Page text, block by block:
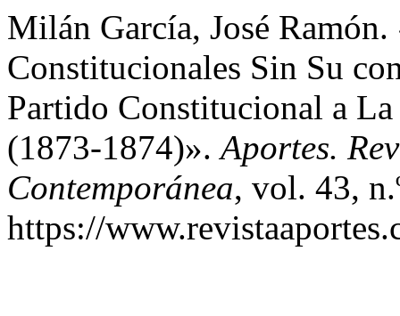
Milán García, José
Constitucionales Sin Su
Partido Constitucional a
(1873-1874)».Aportes.
Contemporánea, vol. 43,
https://